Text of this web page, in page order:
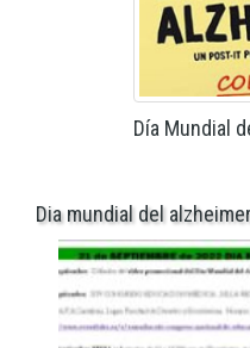
Día Mundial
Dia mundial del